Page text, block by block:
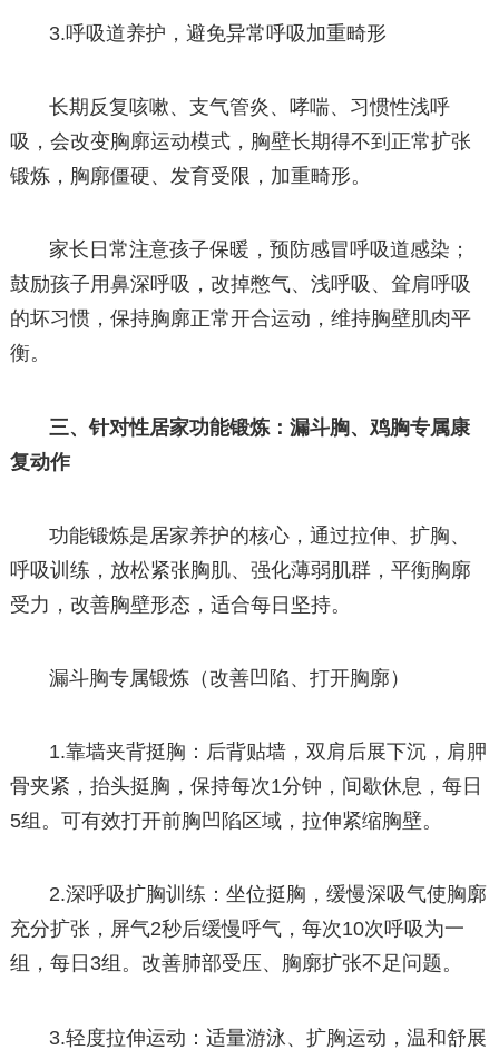
3.呼吸道养护，避免异常呼吸加重畸形
长期反复咳嗽、支气管炎、哮喘、习惯性浅呼
吸，会改变胸廓运动模式，胸壁长期得不到正常扩张
锻炼，胸廓僵硬、发育受限，加重畸形。
家长日常注意孩子保暖，预防感冒呼吸道感染；
鼓励孩子用鼻深呼吸，改掉憋气、浅呼吸、耸肩呼吸
的坏习惯，保持胸廓正常开合运动，维持胸壁肌肉平
衡。
三、针对性居家功能锻炼：漏斗胸、鸡胸专属康
复动作
功能锻炼是居家养护的核心，通过拉伸、扩胸、
呼吸训练，放松紧张胸肌、强化薄弱肌群，平衡胸廓
受力，改善胸壁形态，适合每日坚持。
漏斗胸专属锻炼（改善凹陷、打开胸廓）
1.靠墙夹背挺胸：后背贴墙，双肩后展下沉，肩胛
骨夹紧，抬头挺胸，保持每次1分钟，间歇休息，每日
5组。可有效打开前胸凹陷区域，拉伸紧缩胸壁。
2.深呼吸扩胸训练：坐位挺胸，缓慢深吸气使胸廓
充分扩张，屏气2秒后缓慢呼气，每次10次呼吸为一
组，每日3组。改善肺部受压、胸廓扩张不足问题。
3.轻度拉伸运动：适量游泳、扩胸运动，温和舒展